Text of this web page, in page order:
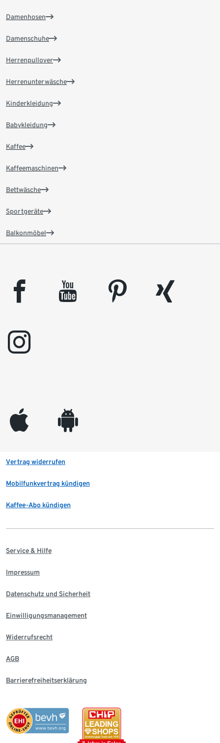
Damenhosen
Damenschuhe
Herrenpullover
Herrenunterwäsche
Kinderkleidung
Babykleidung
Kaffee
Kaffeemaschinen
Bettwäsche
Sportgeräte
Balkonmöbel
facebook youtube pinterest
xing
instagram
appleinc android
Vertrag widerrufen
Mobilfunkvertrag kündigen
Kaffee-Abo kündigen
Service & Hilfe
Impressum
Datenschutz und Sicherheit
Einwilligungsmanagement
Widerrufsrecht
AGB
Barrierefreiheitserklärung